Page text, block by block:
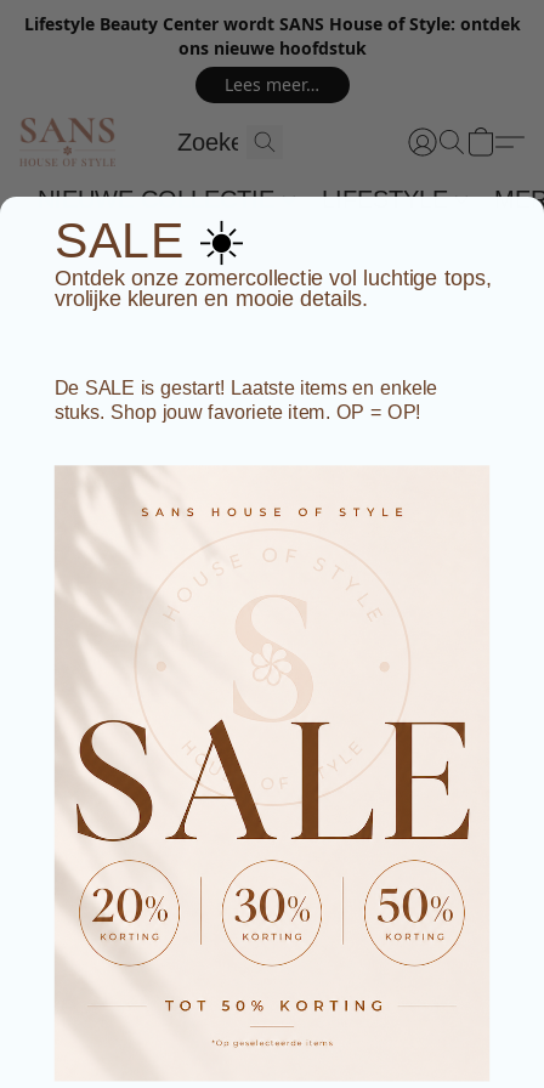
Lifestyle Beauty Center wordt SANS House of Style: ontdek
ons nieuwe hoofdstuk
Lees meer…
NIEUWE COLLECTIE LIFESTYLE
SALE ☀️
Ontdek onze zomercollectie vol luchtige tops,
vrolijke kleuren en mooie details.
De SALE is gestart! Laatste items en enkele
stuks. Shop jouw favoriete item. OP = OP!